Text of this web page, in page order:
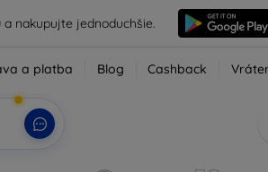
a nakupujte jednoduchšie.
a platba Blog Cashback